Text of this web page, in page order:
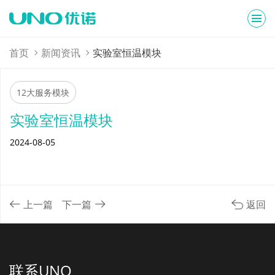
首页 新闻资讯 实验室恒温模块
12大服务模块
实验室恒温模块
2024-08-05
上一篇 下一篇 返回
联系UNO